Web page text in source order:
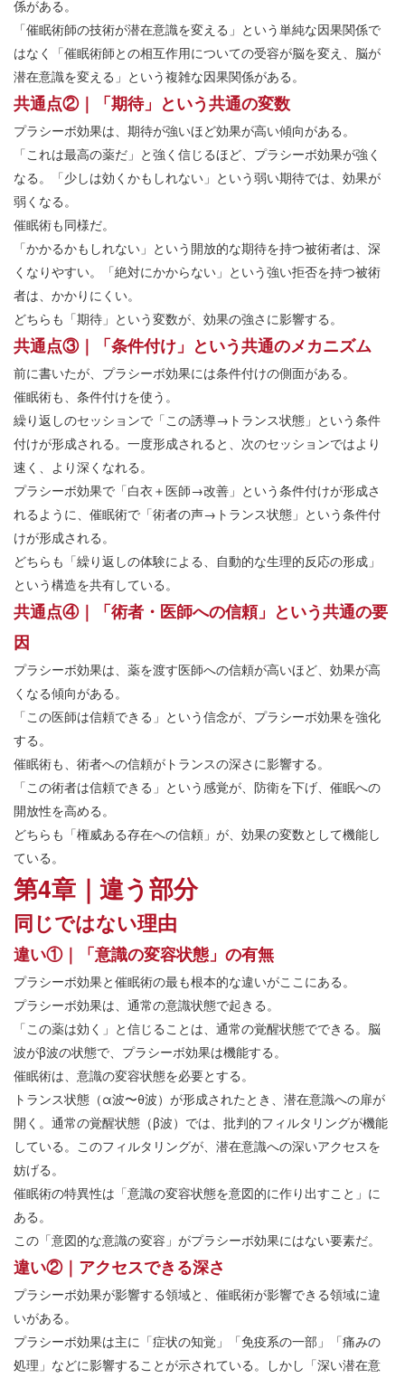
係がある。
「催眠術師の技術が潜在意識を変える」という単純な因果関係で
はなく「催眠術師との相互作用についての受容が脳を変え、脳が
潜在意識を変える」という複雑な因果関係がある。
共通点②｜「期待」という共通の変数
プラシーボ効果は、期待が強いほど効果が高い傾向がある。
「これは最高の薬だ」と強く信じるほど、プラシーボ効果が強く
なる。「少しは効くかもしれない」という弱い期待では、効果が
弱くなる。
催眠術も同様だ。
「かかるかもしれない」という開放的な期待を持つ被術者は、深
くなりやすい。「絶対にかからない」という強い拒否を持つ被術
者は、かかりにくい。
どちらも「期待」という変数が、効果の強さに影響する。
共通点③｜「条件付け」という共通のメカニズム
前に書いたが、プラシーボ効果には条件付けの側面がある。
催眠術も、条件付けを使う。
繰り返しのセッションで「この誘導→トランス状態」という条件
付けが形成される。一度形成されると、次のセッションではより
速く、より深くなれる。
プラシーボ効果で「白衣＋医師→改善」という条件付けが形成さ
れるように、催眠術で「術者の声→トランス状態」という条件付
けが形成される。
どちらも「繰り返しの体験による、自動的な生理的反応の形成」
という構造を共有している。
共通点④｜「術者・医師への信頼」という共通の要
因
プラシーボ効果は、薬を渡す医師への信頼が高いほど、効果が高
くなる傾向がある。
「この医師は信頼できる」という信念が、プラシーボ効果を強化
する。
催眠術も、術者への信頼がトランスの深さに影響する。
「この術者は信頼できる」という感覚が、防衛を下げ、催眠への
開放性を高める。
どちらも「権威ある存在への信頼」が、効果の変数として機能し
ている。
第4章｜違う部分
同じではない理由
違い①｜「意識の変容状態」の有無
プラシーボ効果と催眠術の最も根本的な違いがここにある。
プラシーボ効果は、通常の意識状態で起きる。
「この薬は効く」と信じることは、通常の覚醒状態でできる。脳
波がβ波の状態で、プラシーボ効果は機能する。
催眠術は、意識の変容状態を必要とする。
トランス状態（α波〜θ波）が形成されたとき、潜在意識への扉が
開く。通常の覚醒状態（β波）では、批判的フィルタリングが機能
している。このフィルタリングが、潜在意識への深いアクセスを
妨げる。
催眠術の特異性は「意識の変容状態を意図的に作り出すこと」に
ある。
この「意図的な意識の変容」がプラシーボ効果にはない要素だ。
違い②｜アクセスできる深さ
プラシーボ効果が影響する領域と、催眠術が影響できる領域に違
いがある。
プラシーボ効果は主に「症状の知覚」「免疫系の一部」「痛みの
処理」などに影響することが示されている。しかし「深い潜在意